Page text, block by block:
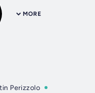
MORE
Perizzolo